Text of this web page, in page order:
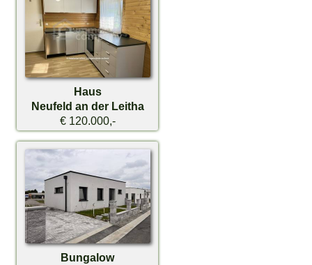
Haus
Neufeld an der Leitha
€ 120.000,-
Bungalow